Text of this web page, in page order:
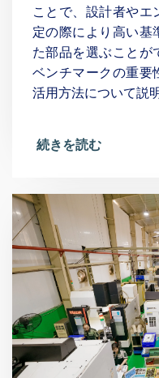
ことで、設計者やエ
定の際により高い基
た部品を選ぶことが
ベンチマークの重要
活用方法について説
続きを読む